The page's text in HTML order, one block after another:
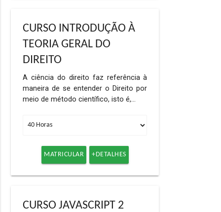
CURSO INTRODUÇÃO À
TEORIA GERAL DO
DIREITO
A ciência do direito faz referência à
maneira de se entender o Direito por
meio de método científico, isto é,…
MATRICULAR +DETALHES
CURSO JAVASCRIPT 2